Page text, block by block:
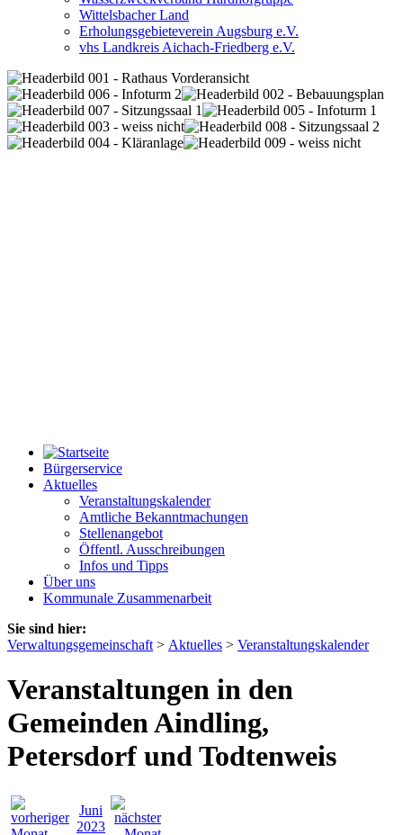
Wittelsbacher Land
Erholungsgebieteverein Augsburg e.V.
vhs Landkreis Aichach-Friedberg e.V.
Bürgerservice
Aktuelles
Veranstaltungskalender
Amtliche Bekanntmachungen
Stellenangebot
Öffentl. Ausschreibungen
Infos und Tipps
Über uns
Kommunale Zusammenarbeit
Sie sind hier:
Verwaltungsgemeinschaft > Aktuelles > Veranstaltungskalender
Veranstaltungen in den
Gemeinden Aindling,
Petersdorf und Todtenweis
Juni
2023